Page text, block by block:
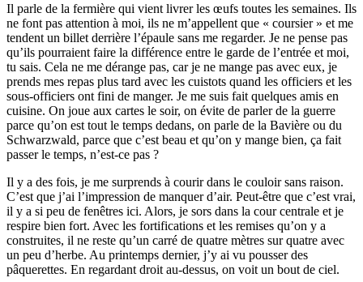
Il parle de la fermière qui vient livrer les œufs toutes les semaines. Ils
ne font pas attention à moi, ils ne m’appellent que « coursier » et me
tendent un billet derrière l’épaule sans me regarder. Je ne pense pas
qu’ils pourraient faire la différence entre le garde de l’entrée et moi,
tu sais. Cela ne me dérange pas, car je ne mange pas avec eux, je
prends mes repas plus tard avec les cuistots quand les officiers et les
sous-officiers ont fini de manger. Je me suis fait quelques amis en
cuisine. On joue aux cartes le soir, on évite de parler de la guerre
parce qu’on est tout le temps dedans, on parle de la Bavière ou du
Schwarzwald, parce que c’est beau et qu’on y mange bien, ça fait
passer le temps, n’est-ce pas ?
Il y a des fois, je me surprends à courir dans le couloir sans raison.
C’est que j’ai l’impression de manquer d’air. Peut-être que c’est vrai,
il y a si peu de fenêtres ici. Alors, je sors dans la cour centrale et je
respire bien fort. Avec les fortifications et les remises qu’on y a
construites, il ne reste qu’un carré de quatre mètres sur quatre avec
un peu d’herbe. Au printemps dernier, j’y ai vu pousser des
pâquerettes. En regardant droit au-dessus, on voit un bout de ciel.